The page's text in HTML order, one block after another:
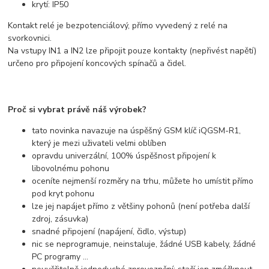
krytí: IP50
Kontakt relé je bezpotenciálový, přímo vyvedený z relé na
svorkovnici.
Na vstupy IN1 a IN2 lze připojit pouze kontakty (nepřivést napětí)
určeno pro připojení koncových spínačů a čidel.
Proč si vybrat právě náš výrobek?
tato novinka navazuje na úspěšný GSM klíč iQGSM-R1,
který je mezi uživateli velmi oblíben
opravdu univerzální, 100% úspěšnost připojení k
libovolnému pohonu
oceníte nejmenší rozměry na trhu, můžete ho umístit přímo
pod kryt pohonu
lze jej napájet přímo z většiny pohonů (není potřeba další
zdroj, zásuvka)
snadné připojení (napájení, čidlo, výstup)
nic se neprogramuje, neinstaluje, žádné USB kabely, žádné
PC programy ...